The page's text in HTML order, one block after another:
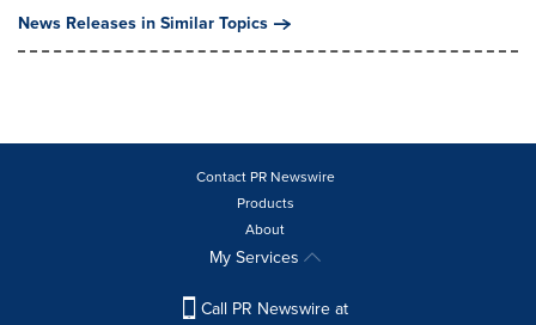
News Releases in Similar Topics
Contact PR Newswire
Products
About
My Services
Call PR Newswire at